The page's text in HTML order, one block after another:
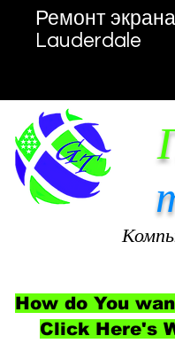
Ремонт
Lauderdale
How do You
Click Here's